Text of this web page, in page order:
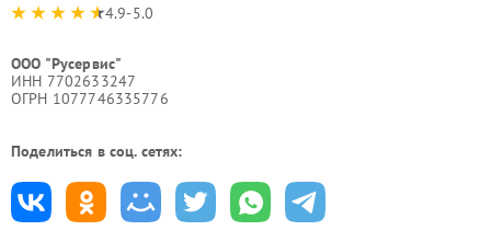
4.9-5.0
ООО "Русервис"
ИНН 7702633247
ОГРН 1077746335776
Поделиться в соц. сетях: